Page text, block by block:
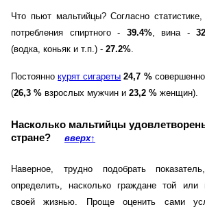
Что пьют мальтийцы? Согласно
потребления спиртного - 39.4%, вина -
(водка, коньяк и т.п.) - 27.2%.
Постояннокурят сигареты 24,7 %
(26,3 % взрослых мужчин и 23,2 % женщин).
Насколько мальтийцы
стране? вверх↑
Наверное, трудно подобрать
определить, насколько граждане той
своей жизнью. Проще оценить сами